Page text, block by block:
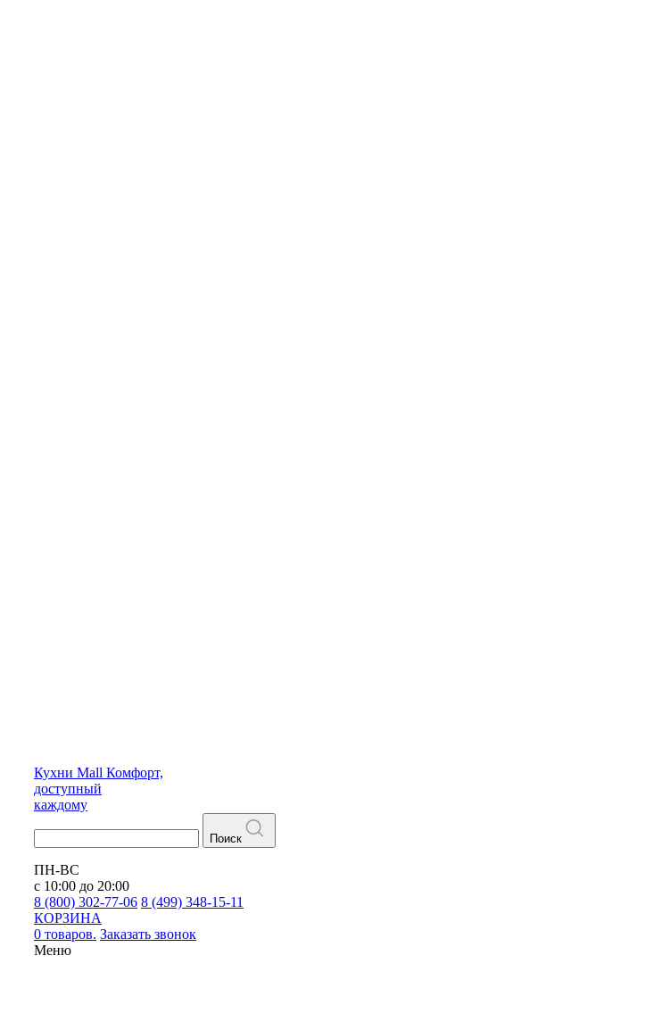
Кухни Mall Комфорт,
доступный
каждому
Поиск
ПН-ВС
с 10:00 до 20:00
8 (800) 302-77-06 8 (499) 348-15-11
КОРЗИНА
0 товаров. Заказать звонок
Меню